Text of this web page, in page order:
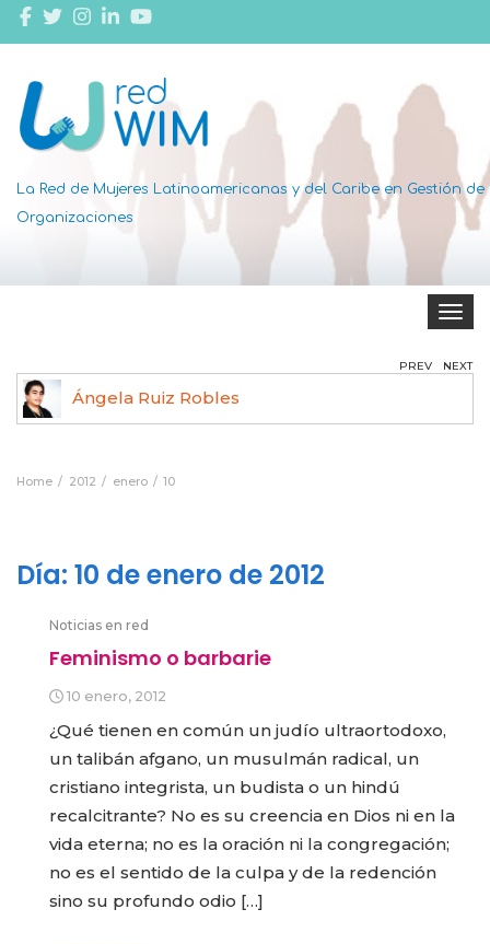
La Red de Mujeres Latinoamericanas y del Caribe en Gestión de
Organizaciones
Toggle
Ángela Ruiz Robles
PREV NEXT
Home 2012 enero 10
Día: 10 de enero de 2012
Noticias en red
Feminismo o barbarie
10 enero, 2012
¿Qué tienen en común un judío ultraortodoxo,
un talibán afgano, un musulmán radical, un
cristiano integrista, un budista o un hindú
recalcitrante? No es su creencia en Dios ni en la
vida eterna; no es la oración ni la congregación;
no es el sentido de la culpa y de la redención
sino su profundo odio […]